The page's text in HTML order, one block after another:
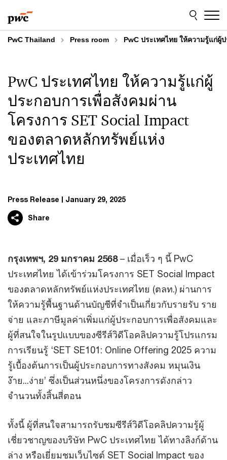
to
content
to
footer
PwC Thailand Press room PwC ประเทศไทย ให้ความรู้แก่ผู้
PwC ประเทศไทย ให้ความรู้แก่ผู้
ประกอบการเพื่อสังคมผ่าน
โครงการ SET Social Impact
ของตลาดหลักทรัพย์แห่ง
ประเทศไทย
Press Release January 29, 2025
Share
กรุงเทพฯ, 29 มกราคม 2568– เมื่อเร็ว ๆ นี้ PwC
ประเทศไทย ได้เข้าร่วมโครงการ SET Social Impact
ของตลาดหลักทรัพย์แห่งประเทศไทย (ตลท.) ผ่านการ
ให้ความรู้พื้นฐานด้านบัญชีที่จำเป็นเกี่ยวกับรายรับ ราย
จ่าย และภาษีมูลค่าเพิ่มแก่ผู้ประกอบการเพื่อสังคมและ
ผู้ที่สนใจในรูปแบบของซีรีส์วิดีโอคลิปความรู้โปรแกรม
การเรียนรู้ ‘SET SE101: Online Offering 2025 ความ
รู้เบื้องต้นการเป็นผู้ประกอบการทางสังคม หมุนเงิน
ง๊าย...ง่าย’ ซึ่งเป็นส่วนหนึ่งของโครงการดังกล่าว
จำนวนทั้งสิ้นสี่ตอน
ทั้งนี้ ผู้ที่สนใจสามารถรับชมซีรีส์วิดีโอคลิปความรู้ผู้
เชี่ยวชาญของบริษัท PwC ประเทศไทย ได้ทางลิงก์ด้าน
ล่าง หรือเยี่ยมชมเว็บไซต์ SET Social Impact ของ